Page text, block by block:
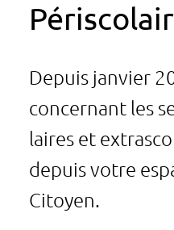
Depuis janvier
concer­nant les
laires et
depuis votre
Citoyen.